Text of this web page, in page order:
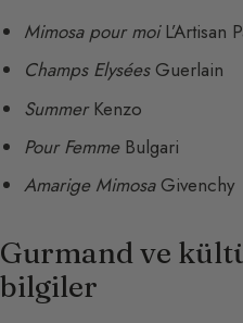
Mimosa pour moiL’Artisan
Champs ElyséesGuerlain
SummerKenzo
Pour FemmeBulgari
Amarige MimosaGivenchy
Gurmand ve
bilgiler